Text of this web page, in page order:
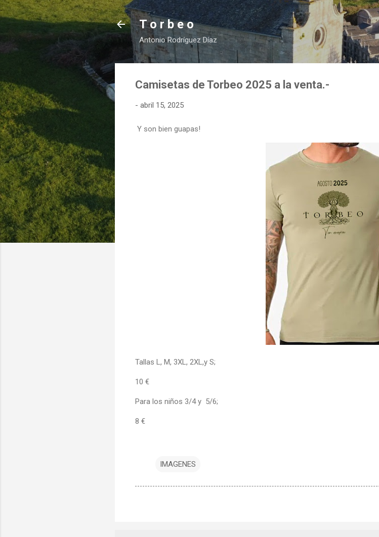
Ir al contenido principal
T o r b e o
Antonio Rodríguez Díaz
Camisetas de Torbeo 2025 a la venta.-
- abril 15, 2025
Y son bien guapas!
Tallas L, M, 3XL, 2XL,y S;
10 €
Para los niños 3/4 y 5/6;
8 €
IMAGENES